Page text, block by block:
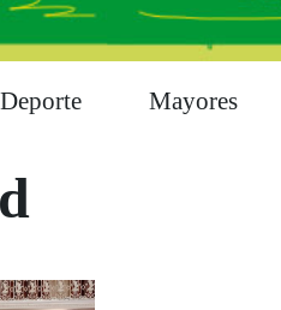
Mayores